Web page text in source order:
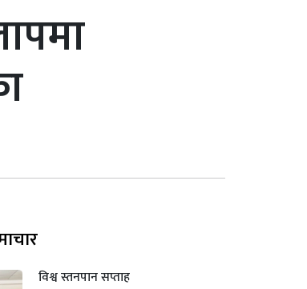
विश्व स्तनपान सप्ताह